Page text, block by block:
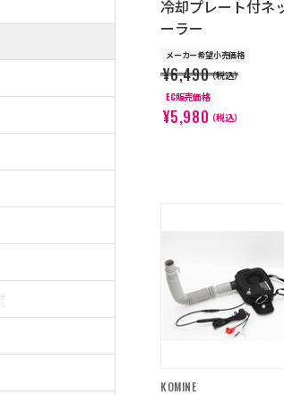
冷却プレート付ネ
ーラー
メーカー希望小売価格
¥6,490（税込）
EC販売価格
¥5,980（税込）
KOMINE